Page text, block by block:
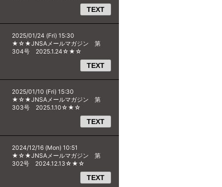
TEXT
2025/01/24 (Fri) 15:30
★☆★JNSAメールマガジン 第
304号 2025.1.24☆★☆
TEXT
2025/01/10 (Fri) 15:30
★☆★JNSAメールマガジン 第
303号 2025.1.10☆★☆
TEXT
2024/12/16 (Mon) 10:51
★☆★JNSAメールマガジン 第
302号 2024.12.13☆★☆
TEXT